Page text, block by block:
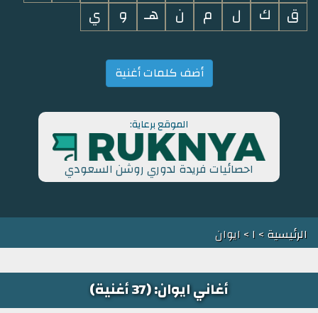
ق
ك ل م ن هـ و ي
أضف كلمات أغنية
الموقع برعاية:
احصائيات فريدة لدوري روشن السعودي
الرئيسية> ا> ايوان
أغاني ايوان: (37 أغنية)